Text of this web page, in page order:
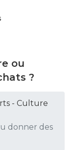
ou
?
- Culture
donner des